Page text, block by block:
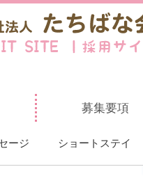
募集要項
ージ ショートステイ